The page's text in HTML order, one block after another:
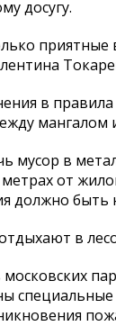
досугу.
в
мусор в
от
должно
в